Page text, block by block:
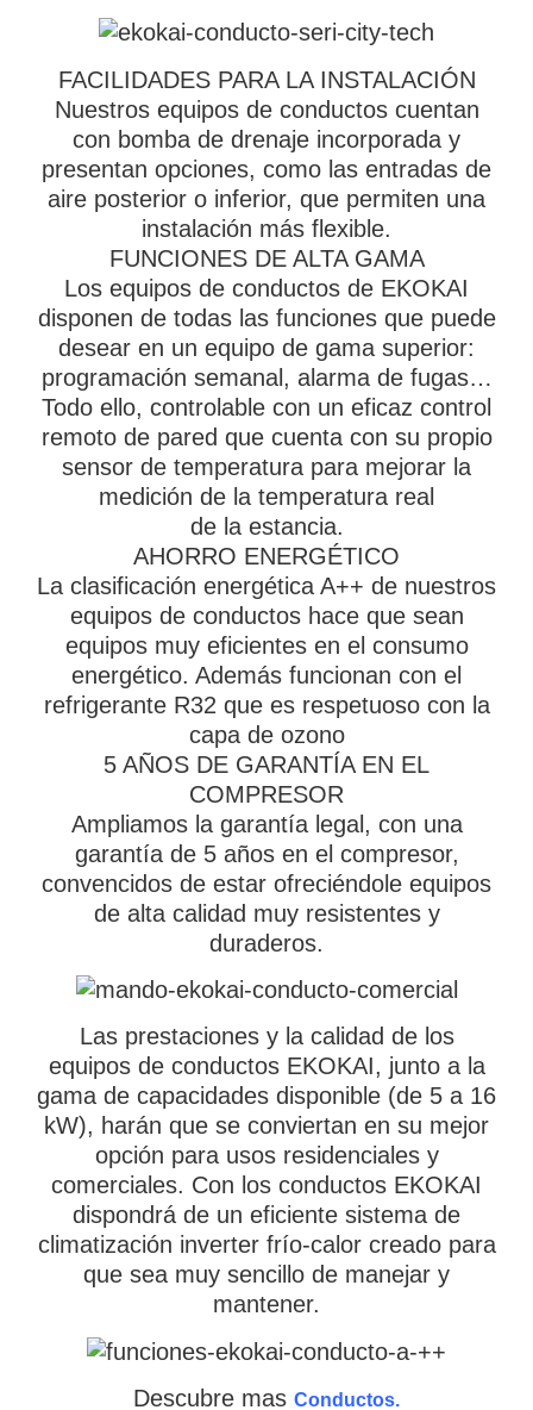
FACILIDADES PARA LA INSTALACIÓN
Nuestros equipos de conductos cuentan
con bomba de drenaje incorporada y
presentan opciones, como las entradas de
aire posterior o inferior, que permiten una
instalación más flexible.
FUNCIONES DE ALTA GAMA
Los equipos de conductos de EKOKAI
disponen de todas las funciones que puede
desear en un equipo de gama superior:
programación semanal, alarma de fugas…
Todo ello, controlable con un eficaz control
remoto de pared que cuenta con su propio
sensor de temperatura para mejorar la
medición de la temperatura real
de la estancia.
AHORRO ENERGÉTICO
La clasificación energética A++ de nuestros
equipos de conductos hace que sean
equipos muy eficientes en el consumo
energético. Además funcionan con el
refrigerante R32 que es respetuoso con la
capa de ozono
5 AÑOS DE GARANTÍA EN EL
COMPRESOR
Ampliamos la garantía legal, con una
garantía de 5 años en el compresor,
convencidos de estar ofreciéndole equipos
de alta calidad muy resistentes y
duraderos.
Las prestaciones y la calidad de los
equipos de conductos EKOKAI, junto a la
gama de capacidades disponible (de 5 a 16
kW), harán que se conviertan en su mejor
opción para usos residenciales y
comerciales. Con los conductos EKOKAI
dispondrá de un eficiente sistema de
climatización inverter frío-calor creado para
que sea muy sencillo de manejar y
mantener.
Descubre mas Conductos.